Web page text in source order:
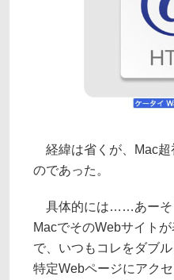
経緯は省くが、Mac超
のであった。
具体的には……あーそ
MacでそのWebサイト
で、いつもコレをダブ
特定Webページにアク